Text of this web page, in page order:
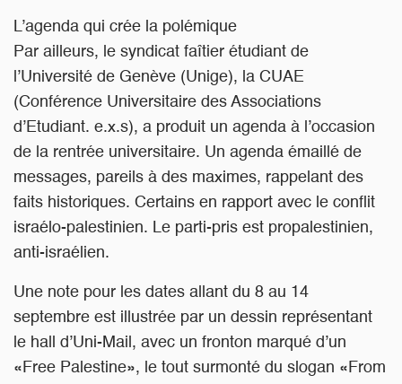
L’agenda qui crée la polémique
Par ailleurs, le syndicat faîtier étudiant de
l’Université de Genève (Unige), la CUAE
(Conférence Universitaire des Associations
d’Etudiant. e.x.s), a produit un agenda à l’occasion
de la rentrée universitaire. Un agenda émaillé de
messages, pareils à des maximes, rappelant des
faits historiques. Certains en rapport avec le conflit
israélo-palestinien. Le parti-pris est propalestinien,
anti-israélien.
Une note pour les dates allant du 8 au 14
septembre est illustrée par un dessin représentant
le hall d’Uni-Mail, avec un fronton marqué d’un
«Free Palestine», le tout surmonté du slogan «From